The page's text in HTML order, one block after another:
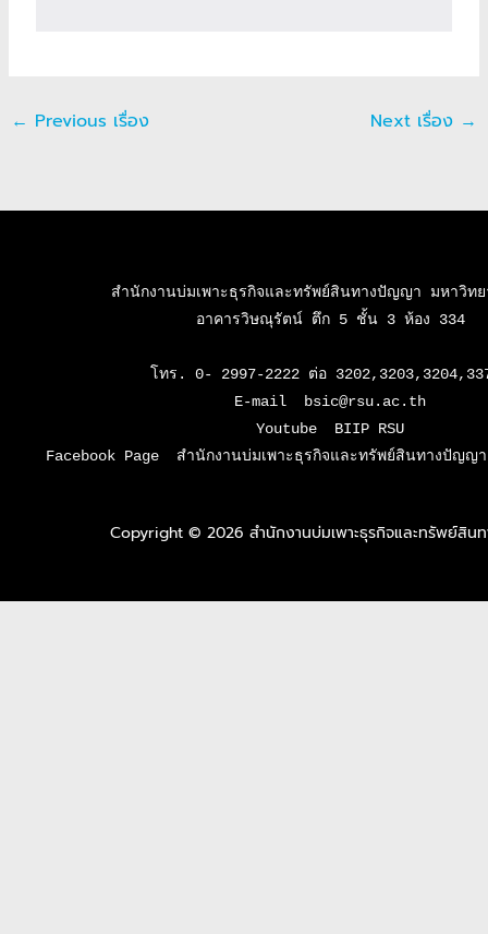
← Previous เรื่อง Next เรื่อง →
สำนักงานบ่มเพาะธุรกิจและทรัพย์สินทางปัญญา มหาวิทย
อาคารวิษณุรัตน์ ตึก 5 ชั้น 3 ห้อง 334
โทร. 0- 2997-2222 ต่อ
E-mail  bsic@rsu.ac.th
Youtube  BIIP RSU
Facebook Page  สำนักงานบ่มเพาะธุรกิจและทรัพย์สินทางปัญญ
Copyright © 2026 สำนักงานบ่มเพาะธุรกิจและทรัพย์สิ